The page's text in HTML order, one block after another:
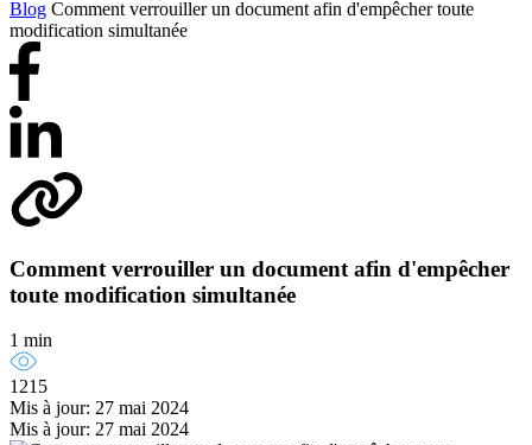
Blog Comment verrouiller un document afin d'empêcher toute
modification simultanée
Comment verrouiller un document afin d'empêcher
toute modification simultanée
1 min
1215
Mis à jour: 27 mai 2024
Mis à jour: 27 mai 2024